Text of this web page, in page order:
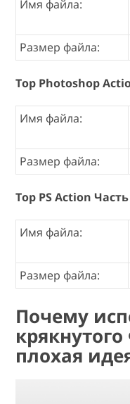
Имя файла:
Размер файла:
Top Photoshop
Имя файла:
Размер файла:
Top PS Action
Имя файла:
Размер файла:
Почему
плохая